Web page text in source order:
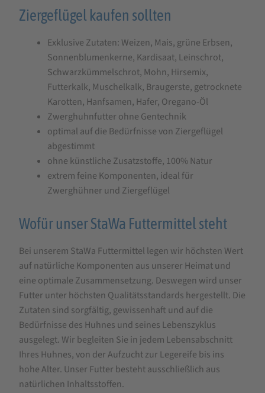
Ziergeflügel kaufen sollten
Exklusive Zutaten: Weizen, Mais, grüne Erbsen,
Sonnenblumenkerne, Kardisaat, Leinschrot,
Schwarzkümmelschrot, Mohn, Hirsemix,
Futterkalk, Muschelkalk, Braugerste, getrocknete
Karotten, Hanfsamen, Hafer, Oregano-Öl
Zwerghuhnfutter ohne Gentechnik
optimal auf die Bedürfnisse von Ziergeflügel
abgestimmt
ohne künstliche Zusatzstoffe, 100% Natur
extrem feine Komponenten, ideal für
Zwerghühner und Ziergeflügel
Wofür unser StaWa Futtermittel steht
Bei unserem StaWa Futtermittel legen wir höchsten Wert
auf natürliche Komponenten aus unserer Heimat und
eine optimale Zusammensetzung. Deswegen wird unser
Futter unter höchsten Qualitätsstandards hergestellt. Die
Zutaten sind sorgfältig, gewissenhaft und auf die
Bedürfnisse des Huhnes und seines Lebenszyklus
ausgelegt. Wir begleiten Sie in jedem Lebensabschnitt
Ihres Huhnes, von der Aufzucht zur Legereife bis ins
hohe Alter. Unser Futter besteht ausschließlich aus
natürlichen Inhaltsstoffen.